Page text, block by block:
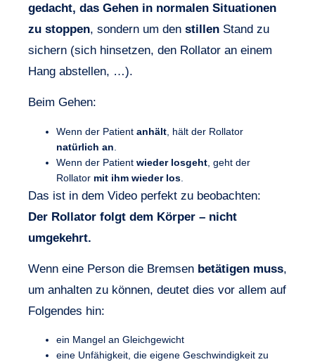
gedacht, das Gehen in normalen Situationen
zu stoppen, sondern um den stillen Stand zu
sichern (sich hinsetzen, den Rollator an einem
Hang abstellen, …).
Beim Gehen:
Wenn der Patient anhält , hält der Rollator
natürlich an
Wenn der Patient wieder losgeht , geht der
Rollator mit ihm wieder los
Das ist in dem Video perfekt zu beobachten:
Der Rollator folgt dem Körper – nicht
umgekehrt.
Wenn eine Person die Bremsen betätigen muss,
um anhalten zu können, deutet dies vor allem auf
Folgendes hin:
ein Mangel an Gleichgewicht
eine Unfähigkeit, die eigene Geschwindigkeit zu